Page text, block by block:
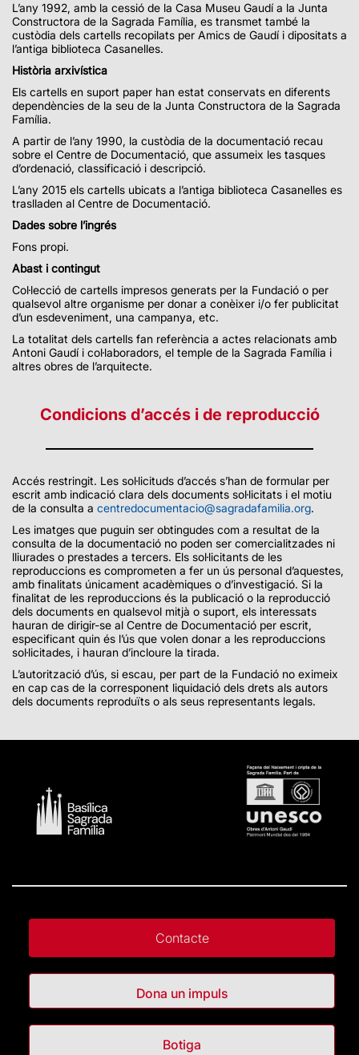
L’any 1992, amb la cessió de la Casa Museu Gaudí a la Junta
Constructora de la Sagrada Família, es transmet també la
custòdia dels cartells recopilats per Amics de Gaudí i dipositats a
l’antiga biblioteca Casanelles.
Història arxivística
Els cartells en suport paper han estat conservats en diferents
dependències de la seu de la Junta Constructora de la Sagrada
Família.
A partir de l’any 1990, la custòdia de la documentació recau
sobre el Centre de Documentació, que assumeix les tasques
d’ordenació, classificació i descripció.
L’any 2015 els cartells ubicats a l’antiga biblioteca Casanelles es
traslladen al Centre de Documentació.
Dades sobre l’ingrés
Fons propi.
Abast i contingut
Col·lecció de cartells impresos generats per la Fundació o per
qualsevol altre organisme per donar a conèixer i/o fer publicitat
d’un esdeveniment, una campanya, etc.
La totalitat dels cartells fan referència a actes relacionats amb
Antoni Gaudí i col·laboradors, el temple de la Sagrada Família i
altres obres de l’arquitecte.
Condicions d’accés i de reproducció
Accés restringit. Les sol·licituds d’accés s’han de formular per
escrit amb indicació clara dels documents sol·licitats i el motiu
de la consulta a centredocumentacio@sagradafamilia.org.
Les imatges que puguin ser obtingudes com a resultat de la
consulta de la documentació no poden ser comercialitzades ni
lliurades o prestades a tercers. Els sol·licitants de les
reproduccions es comprometen a fer un ús personal d’aquestes,
amb finalitats únicament acadèmiques o d’investigació. Si la
finalitat de les reproduccions és la publicació o la reproducció
dels documents en qualsevol mitjà o suport, els interessats
hauran de dirigir-se al Centre de Documentació per escrit,
especificant quin és l’ús que volen donar a les reproduccions
sol·licitades, i hauran d’incloure la tirada.
L’autorització d’ús, si escau, per part de la Fundació no eximeix
en cap cas de la corresponent liquidació dels drets als autors
dels documents reproduïts o als seus representants legals.
Contacte
Dona un impuls
Botiga